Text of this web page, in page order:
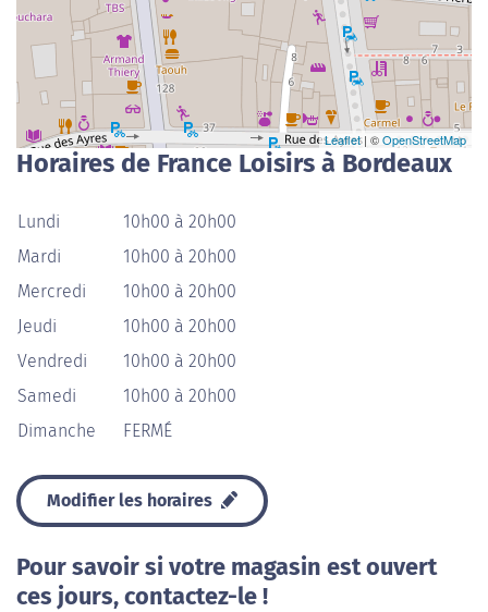
Leaflet| ©OpenStreetMap
Horaires de France Loisirs à Bordeaux
Lundi
10h00 à 20h00
Mardi
10h00 à 20h00
Mercredi
10h00 à 20h00
Jeudi
10h00 à 20h00
Vendredi
10h00 à 20h00
Samedi
10h00 à 20h00
Dimanche
FERMÉ
Modifier les horaires
Pour savoir si votre magasin est ouvert
ces jours, contactez-le !